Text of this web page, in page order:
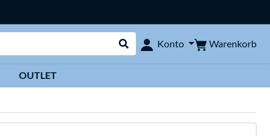
Suche durchführen
Konto Warenkorb
OUTLET